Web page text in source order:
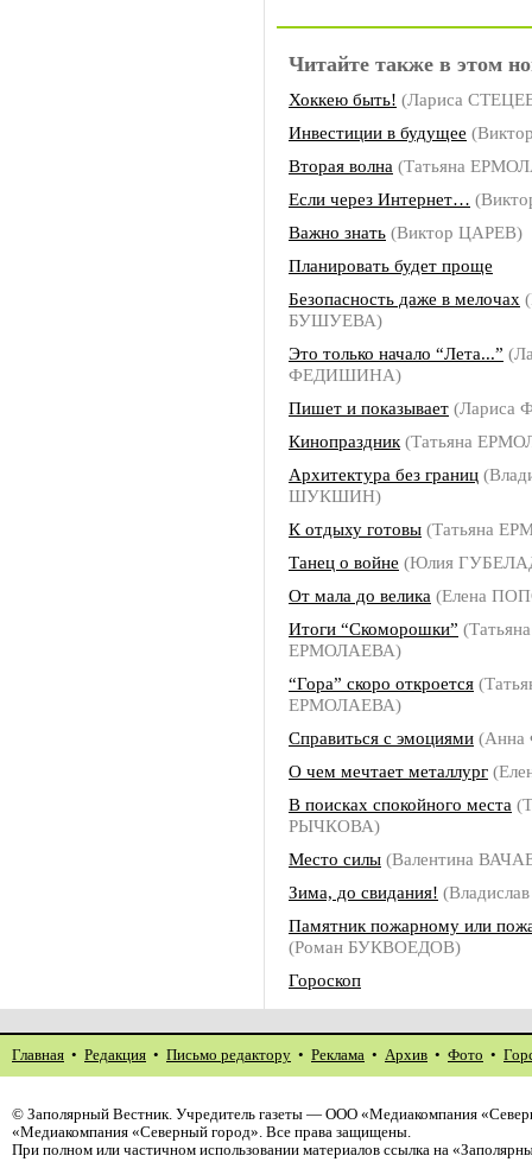
Читайте также в этом
Хоккею быть! (Лариса
Инвестиции в будущее
Вторая волна (Татьяна
Если через Интернет…
Важно знать (Виктор ЦАРЕВ)
Планировать будет проще
Безопасность даже в мелочах
БУШУЕВА)
Это только начало “Лета...”
ФЕДИШИНА)
Пишет и показывает
Кинопраздник (Татьяна
Архитектура без границ
ШУКШИН)
К отдыху готовы (Татьяна
Танец о войне (Юлия
От мала до велика (Елена
Итоги “Скоморошки” (Татьяна
ЕРМОЛАЕВА)
“Гора” скоро откроется
ЕРМОЛАЕВА)
Справиться с эмоциями
О чем мечтает металлург
В поисках спокойного места
РЫЧКОВА)
Место силы (Валентина
Зима, до свидания!
Памятник пожарному или
(Роман БУКВОЕДОВ)
Гороскоп
Главная • Редакция • Письмо редактору • Реклама • Архив • Фото •
© Заполярный Вестник. Учредитель газеты — ООО «Медиакомпания
«Медиакомпания «Северный город». Все права защищены.
При полном или частичном использовании материалов ссылка на